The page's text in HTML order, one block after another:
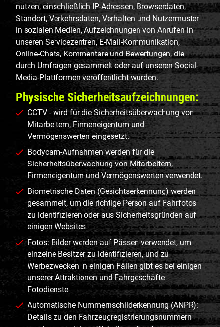
nutzen, einschließlich IP-Adressen, Browserdaten,
Standort, Verkehrsdaten, Verhalten und Nutzermuster
in sozialen Medien, Aufzeichnungen von Anrufen in
unseren Servicezentren, E-Mail-Kommunikation,
Online-Chats, Kommentare und Bewertungen, die
durch Umfragen gesammelt oder auf unseren Social-
Media-Plattformen veröffentlicht wurden.
Physische Sicherheitsaufzeichnungen:
CCTV - wird für die Sicherheitsüberwachung von
Mitarbeitern, Firmeneigentum und
Vermögenswerten eingesetzt.
Bodycam-Aufnahmen werden für die
Sicherheitsüberwachung von Mitarbeitern,
Firmeneigentum und Vermögenswerten verwendet.
Biometrische Daten (Gesichtserkennung) werden
gesammelt, um die richtige Person auf Fahrfotos
zu identifizieren oder aus Sicherheitsgründen auf
einigen Websites
Fotos: Bilder werden auf Pässen verwendet, um
einzelne Besitzer zu identifizieren, und zu
Werbezwecken In einigen Fällen gibt es bei einigen
unserer Attraktionen und Fahrgeschäfte
Fotodienste
Automatische Nummernschilderkennung (ANPR):
Details zu den Fahrzeugregistrierungsnummern